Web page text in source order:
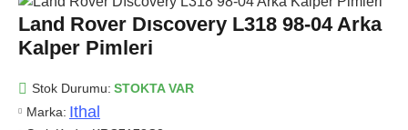
Land Rover Dıscovery L318 98-04 Arka
Kalper Pimleri
Stok Durumu: STOKTA VAR
Marka: Ithal